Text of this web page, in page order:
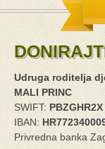
Udruga roditelja
MALI PRINC
SWIFT: PBZGHR2X
IBAN:
Privredna banka